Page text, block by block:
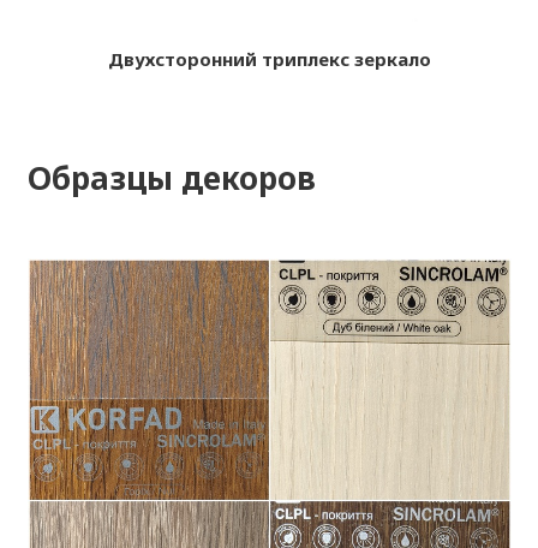
Двухсторонний триплекс зеркало
Образцы декоров